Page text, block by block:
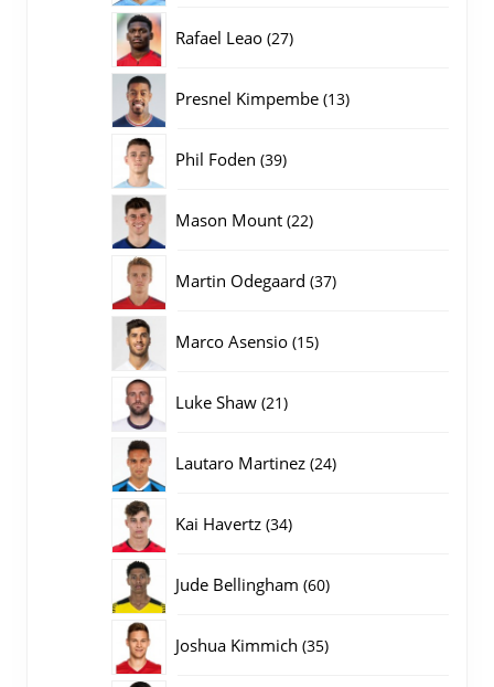
Rafael Leao 2727
Presnel Kimpembe 1313
Phil Foden 3939
Mason Mount 2222
Martin Odegaard 3737
Marco Asensio 1515
Luke Shaw 2121
Lautaro Martinez 2424
Kai Havertz 3434
Jude Bellingham 6060
Joshua Kimmich 3535